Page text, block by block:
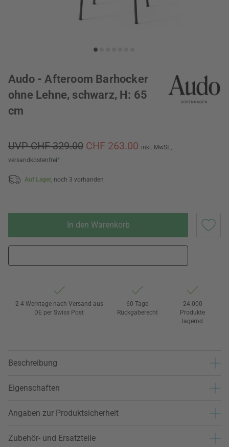
Audo - Afteroom Barhocker
ohne Lehne, schwarz, H: 65
cm
UVP CHF 329.00 CHF 263.00 inkl. MwSt.,
versandkostenfrei*
Auf Lager, noch 3 vorhanden
In den Warenkorb
2-4 Werktage nach Versand aus
DE per Swiss Post
60 Tage
Rückgaberecht
24.000
Produkte
lagernd
Beschreibung
Eigenschaften
Angaben zur Produktsicherheit
Zubehör- und Ersatzteile